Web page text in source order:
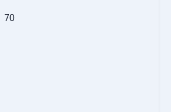
70